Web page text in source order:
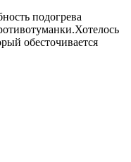
подогрева
обесточивается